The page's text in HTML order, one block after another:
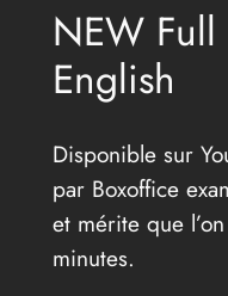
NEW
English
Disponible sur
par Boxoffice
et mérite que
minutes.